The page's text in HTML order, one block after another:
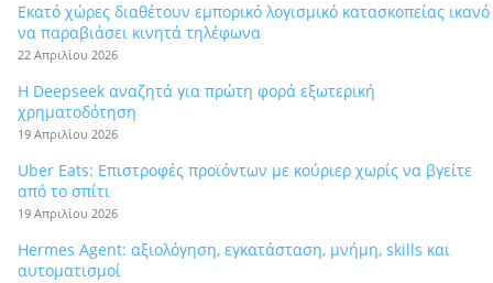
Εκατό χώρες διαθέτουν εμπορικό λογισμικό κατασκοπείας ικανό
να παραβιάσει κινητά τηλέφωνα
22 Απριλίου 2026
Η Deepseek αναζητά για πρώτη φορά εξωτερική
χρηματοδότηση
19 Απριλίου 2026
Uber Eats: Επιστροφές προϊόντων με κούριερ χωρίς να βγείτε
από το σπίτι
19 Απριλίου 2026
Hermes Agent: αξιολόγηση, εγκατάσταση, μνήμη, skills και
αυτοματισμοί